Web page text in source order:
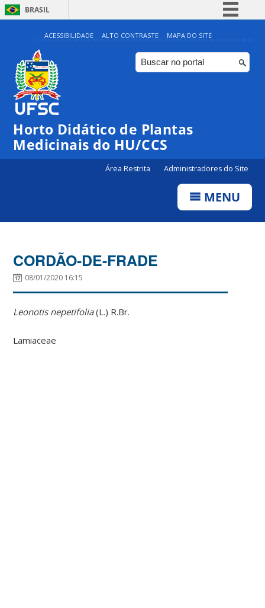
BRASIL
Simplifique!
Comunica BR
Participe
Canais
ACESSIBILIDADE ALTO CONTRASTE MAPA DO SITE
Horto Didático de Plantas
Medicinais do HU/CCS
Área Restrita Administradores do Site
MENU
CORDÃO-DE-FRADE
08/01/2020 16:15
Leonotis nepetifolia(L.) R.Br.
Lamiaceae